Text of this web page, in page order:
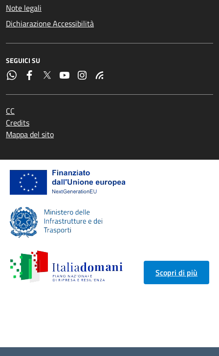
Note legali
Dichiarazione Accessibilità
SEGUICI SU
CC
Credits
Mappa del sito
Scopri di più